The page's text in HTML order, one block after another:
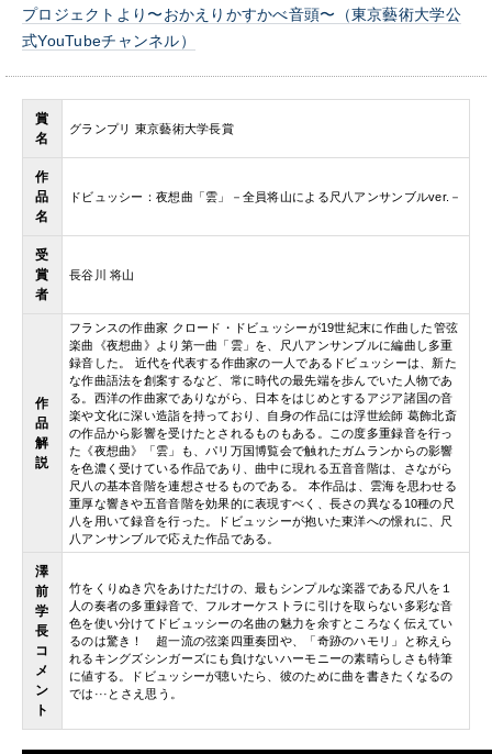
プロジェクトより〜おかえりかすかべ音頭〜（東京藝術大学公
式YouTubeチャンネル）
賞
名
グランプリ 東京藝術大学長賞
作
品
名
ドビュッシー：夜想曲「雲」－全員将山による尺八アンサンブルver.－
受
賞
者
長谷川 将山
作
品
解
説
フランスの作曲家 クロード・ドビュッシーが19世紀末に作曲した管弦
楽曲《夜想曲》より第一曲「雲」を、尺八アンサンブルに編曲し多重
録音した。 近代を代表する作曲家の一人であるドビュッシーは、新た
な作曲語法を創案するなど、常に時代の最先端を歩んでいた人物であ
る。西洋の作曲家でありながら、日本をはじめとするアジア諸国の音
楽や文化に深い造詣を持っており、自身の作品には浮世絵師 葛飾北斎
の作品から影響を受けたとされるものもある。この度多重録音を行っ
た《夜想曲》「雲」も、パリ万国博覧会で触れたガムランからの影響
を色濃く受けている作品であり、曲中に現れる五音音階は、さながら
尺八の基本音階を連想させるものである。 本作品は、雲海を思わせる
重厚な響きや五音音階を効果的に表現すべく、長さの異なる10種の尺
八を用いて録音を行った。ドビュッシーが抱いた東洋への憬れに、尺
八アンサンブルで応えた作品である。
澤
前
学
長
コ
メ
ン
ト
竹をくりぬき穴をあけただけの、最もシンプルな楽器である尺八を１
人の奏者の多重録音で、フルオーケストラに引けを取らない多彩な音
色を使い分けてドビュッシーの名曲の魅力を余すところなく伝えてい
るのは驚き！ 超一流の弦楽四重奏団や、「奇跡のハモリ」と称えら
れるキングズシンガーズにも負けないハーモニーの素晴らしさも特筆
に値する。ドビュッシーが聴いたら、彼のために曲を書きたくなるの
では···とさえ思う。